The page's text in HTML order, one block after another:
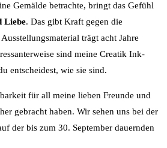
Gemälde betrachte, bringt das Gefühl
Liebe. Das gibt Kraft gegen die
trägt acht Jahre
sind meine Creatik Ink-
entscheidest, wie sie sind.
für all meine lieben Freunde und
gebracht haben. Wir sehen uns bei der
der bis zum 30. September dauernden